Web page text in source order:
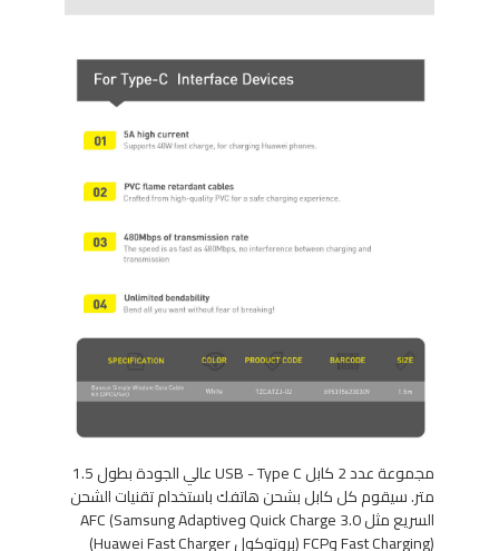
مجموعة عدد 2 كابل USB - Type C عالي الجودة بطول 1.5
متر. سيقوم كل كابل بشحن هاتفك باستخدام تقنيات الشحن
السريع مثل Quick Charge 3.0 وAFC (Samsung Adaptive
Fast Charging) وFCP (بروتوكول Huawei Fast Charger)